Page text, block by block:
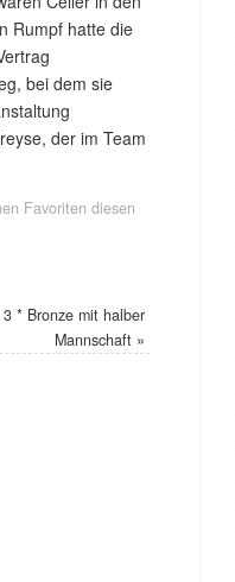
Rumpf hatte die
bei dem sie
der im Team
Favoriten diesen
3 * Bronze mit halber
Mannschaft »